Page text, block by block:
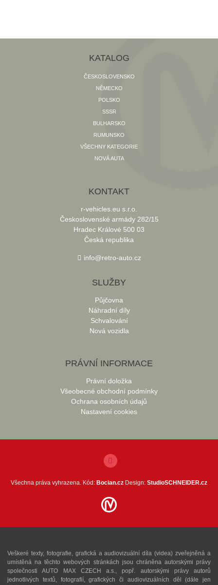
KATALOG
ČESKOSLOVENSKO
NĚMECKO
POLSKO
SSSR
BULHARSKO
RUMUNSKO
VŠECHNY KATEGORIE
NOVÁ AUTA
KONTAKT
r-vehicles.eu s.r.o.
Československé armády 282/15
Hradec Králové 500 03
Česká republika
info@retro-auto.cz
SLUŽBY
Půjčovna
Náhradní díly
Schvalování
Nová vozidla
PRÁVNÍ INFORMACE
Právní doložka
Všeobecné obchodní podmínky
Ochrana osobních údajů
Nastavení cookies
Všechna práva vyhrazena. Kód: Bocian.cz Design: StudioSCHNEIDER.cz
Veškeré texty, fotografie, grafická a audiovizuální díla (videa) zveřejněná a
umístěná na těchto webových stránkách jsou chráněna autorskými právy
společnosti AUTO MAX CZECH a.s., popř. autorskými právy autorů
jednotlivých textů, fotografií, grafických či audiovizuálních děl (dále jen